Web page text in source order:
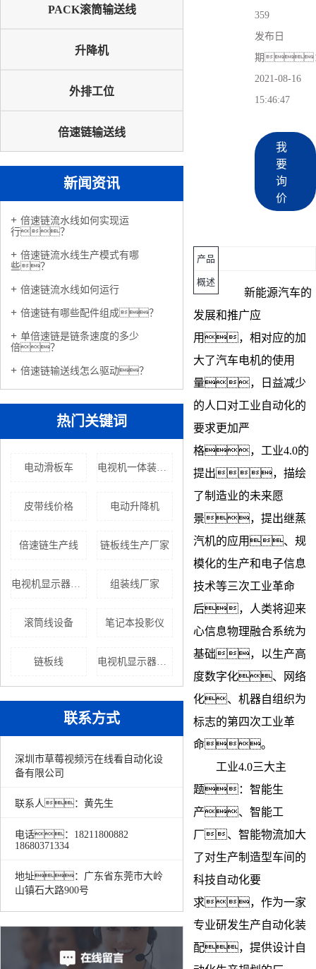
PACK滚筒输送线
升降机
外排工位
倍速链输送线
新闻资讯
倍速链流水线如何实现运
行？
倍速链流水线生产模式有哪
些？
倍速链流水线如何运行
倍速链有哪些配件组成？
单倍速链是链条速度的多少
倍？
倍速链输送线怎么驱动？
热门关键词
电动滑板车
皮带线价格 电动升降机
倍速链生产线 链板线生产厂家
组装线厂家
滚筒线设备 笔记本投影仪
链板线
联系方式
深圳市草莓视频污在线看自动化设
备有限公司
联系人：黄先生
电话：18211800882
18680371334
地址：广东省东莞市大岭
山镇石大路900号
359
发布日
期
2021-08-16
15:46:47
我
要
询
价
产品
概述
新能源汽车的
发展和推广应
用，相对应的加
大了汽车电机的使用
量，日益减少
的人口对工业自动化的
要求更加严
格，工业4.0的
提出，描绘
了制造业的未来愿
景，提出继蒸
汽机的应用、规
模化的生产和电子信息
技术等三次工业革命
后，人类将迎来
心信息物理融合系统为
基础，以生产高
度数字化、网络
化、机器自组织为
标志的第四次工业革
命。
工业4.0三大主
题：智能生
产、智能工
厂、智能物流加大
了对生产制造型车间的
科技自动化要
求，作为一家
专业研发生产自动化装
配，提供设计自